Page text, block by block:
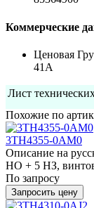
Коммерческие
Ценовая
41A
Лист
Похожие по
3TH4355-0AM0
Описание на
НО + 5 НЗ,
По запросу
Запросить цену